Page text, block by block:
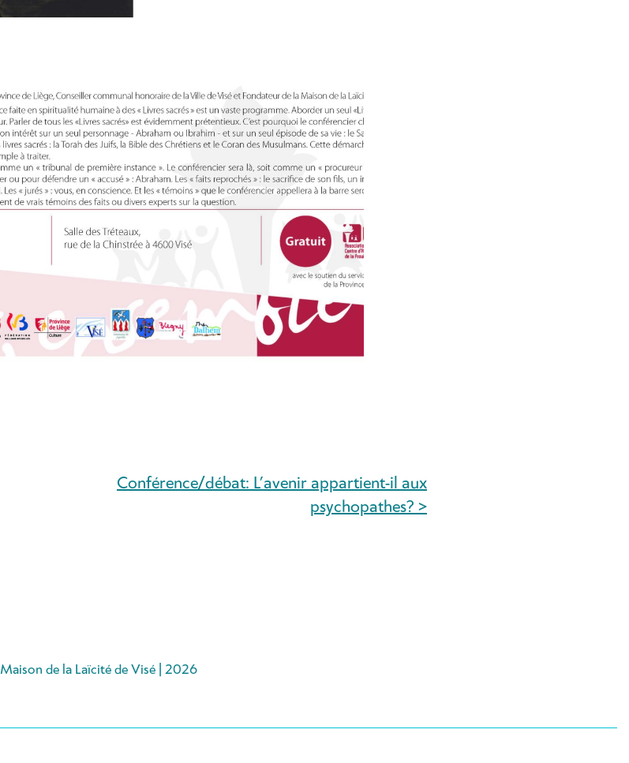
Conférence/débat: L’avenir appartient-il aux
psychopathes? >
Maison de la Laïcité de Visé | 2026